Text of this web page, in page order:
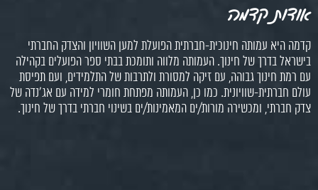
אודות קדמה
קדמה היא עמותה חינוכית-חברתית הפועלת למען השוויון והצדק החברתי
בישראל בדרך של חינוך. העמותה מלווה ותומכת בבתי ספר הפועלים בקהילה
עם רמת חינוך גבוהה, עם זיקה למסורת ולתרבות של התלמידים, ועם תפיסת
עולם חברתית-שוויונית. כמו כן, העמותה מפתחת חומרי למידה עם אג'נדה של
צדק חברתי, ומכשירה מורות/ים המאמינות/ים בשינוי חברתי בדרך של חינוך.